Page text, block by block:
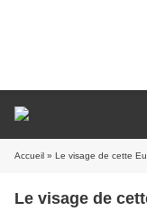
Accueil » Le visage de cette
Le visage de